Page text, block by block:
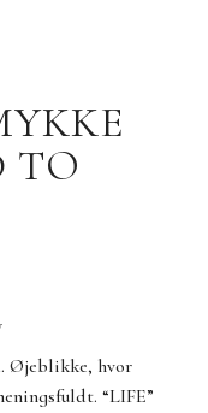
TO
Øjeblikke, hvor
“LIFE”